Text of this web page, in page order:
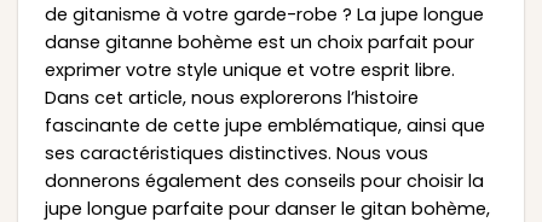
de gitanisme à votre garde-robe ? La jupe longue
danse gitanne bohème est un choix parfait pour
exprimer votre style unique et votre esprit libre.
Dans cet article, nous explorerons l’histoire
fascinante de cette jupe emblématique, ainsi que
ses caractéristiques distinctives. Nous vous
donnerons également des conseils pour choisir la
jupe longue parfaite pour danser le gitan bohème,